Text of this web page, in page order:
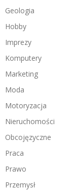
Geologia
Hobby
Imprezy
Komputery
Marketing
Moda
Motoryzacja
Nieruchomości
Obcojęzyczne
Praca
Prawo
Przemysł